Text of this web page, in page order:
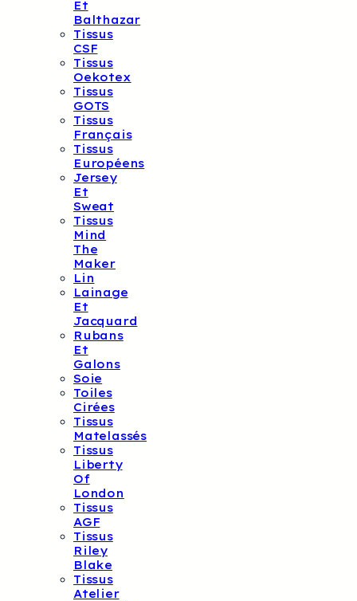
Et
Balthazar
Tissus
CSF
Tissus
Oekotex
Tissus
GOTS
Tissus
Français
Tissus
Européens
Jersey
Et
Sweat
Tissus
Mind
The
Maker
Lin
Lainage
Et
Jacquard
Rubans
Et
Galons
Soie
Toiles
Cirées
Tissus
Matelassés
Tissus
Liberty
Of
London
Tissus
AGF
Tissus
Riley
Blake
Tissus
Atelier